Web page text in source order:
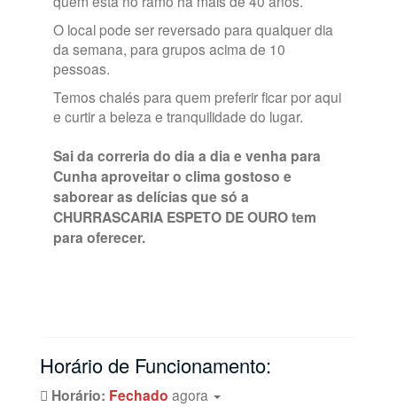
O local pode ser reversado para qualquer dia
da semana, para grupos acima de 10
pessoas.
Temos chalés para quem preferir ficar por aqui
e curtir a beleza e tranquilidade do lugar.
Sai da correria do dia a dia e venha para
Cunha aproveitar o clima gostoso e
saborear as delícias que só a
CHURRASCARIA ESPETO DE OURO tem
para oferecer.
Horário de Funcionamento:
Horário: Fechado agora